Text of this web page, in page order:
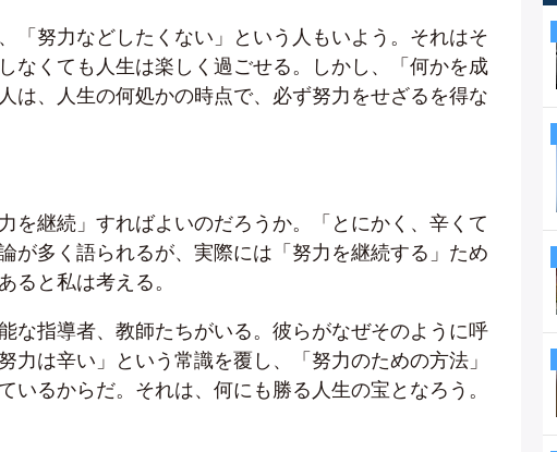
「努力などしたくない」という人もいよう。それはそ
なくても人生は楽しく過ごせる。しかし、「何かを成
は、人生の何処かの時点で、必ず努力をせざるを得な
を継続」すればよいのだろうか。「とにかく、辛くて
が多く語られるが、実際には「努力を継続する」ため
ると私は考える。
な指導者、教師たちがいる。彼らがなぜそのように呼
力は辛い」という常識を覆し、「努力のための方法」
いるからだ。それは、何にも勝る人生の宝となろう。